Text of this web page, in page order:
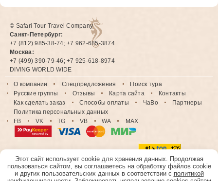
© Safari Tour Travel Company
Санкт-Петербург:
+7 (812) 985-38-74; +7 962-685-3874
Москва:
+7 (499) 390-79-46; +7 925-618-8974
DIVING WORLD WIDE
О компании Спецпредложения
Поиск тура
Русские группы
Отзывы Карта сайта
Контакты
Как сделать заказ
Способы оплаты ЧаВо
Партнеры
Политика персональных данных
FB
VK TG VB WA MAX
Этот сайт использует cookie для хранения данных. Продолжая
пользоваться сайтом, вы соглашаетесь на обработку файлов cookie
и других пользовательских данных в соответствии с политикой